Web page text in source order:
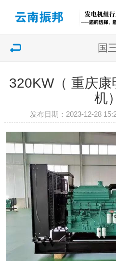
国
320KW（ 重庆
机）
发布日期：2023-12-28